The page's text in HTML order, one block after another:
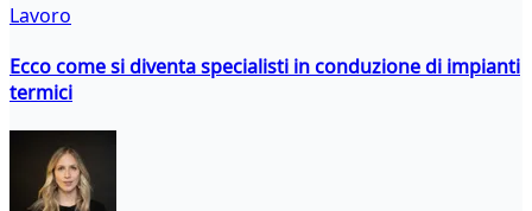
Lavoro
Ecco come si diventa specialisti in conduzione di impianti
termici